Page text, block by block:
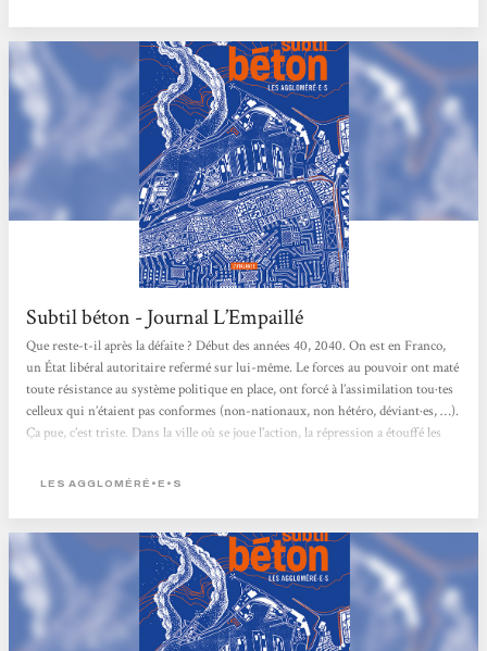
Subtil béton - Journal L’Empaillé
Que reste-t-il après la défaite ? Début des années 40, 2040. On est en Franco,
un État libéral autoritaire refermé sur lui-même. Le forces au pouvoir ont maté
toute résistance au système politique en place, ont forcé à l’assimilation tou·tes
celleux qui n’étaient pas conformes (non-nationaux, non hétéro, déviant·es, …).
Ça pue, c’est triste. Dans la ville où se joue l’action, la répression a étouffé les
LES AGGLOMÉRÉ•E•S